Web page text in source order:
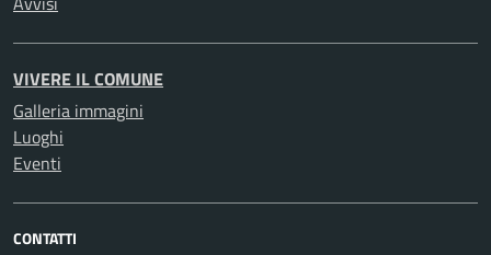
VIVERE IL COMUNE
Galleria immagini
Luoghi
Eventi
CONTATTI